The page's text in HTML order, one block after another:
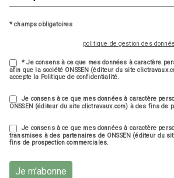
* champs obligatoires
politique de gestion des
* Je consens à ce que mes données à caractère
afin que la société ONSSEN (éditeur du site
accepte la Politique de confidentialité.
Je consens à ce que mes données à caractère
ONSSEN (éditeur du site clictravaux.com) à des fins de
Je consens à ce que mes données à caractère
transmises à des partenaires de ONSSEN (éditeur du
fins de prospection commerciales.
Je m'abonne